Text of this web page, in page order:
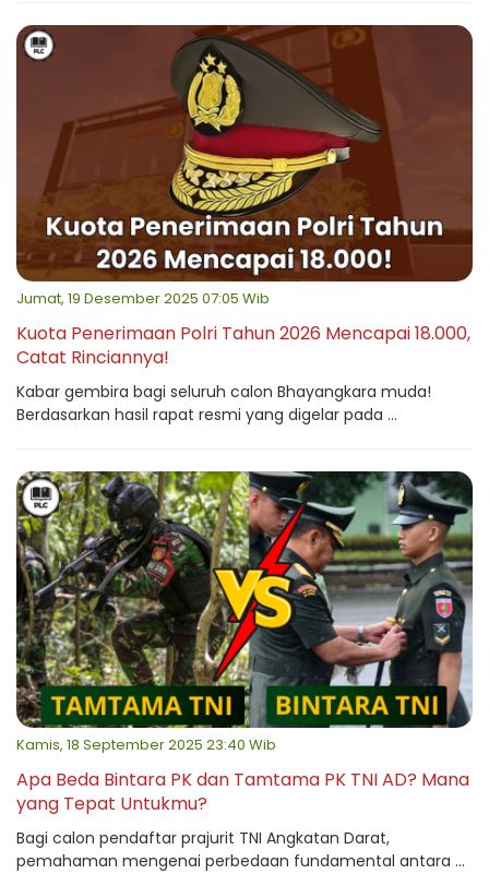
Jumat, 19 Desember 2025 07:05 Wib
Kuota Penerimaan Polri Tahun 2026 Mencapai 18.000,
Catat Rinciannya!
Kabar gembira bagi seluruh calon Bhayangkara muda!
Berdasarkan hasil rapat resmi yang digelar pada ...
Kamis, 18 September 2025 23:40 Wib
Apa Beda Bintara PK dan Tamtama PK TNI AD? Mana
yang Tepat Untukmu?
Bagi calon pendaftar prajurit TNI Angkatan Darat,
pemahaman mengenai perbedaan fundamental antara ...